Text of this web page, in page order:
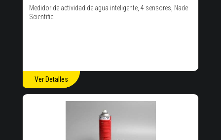
Medidor de actividad de agua inteligente, 4 sensores, Nade
Scientific
Ver Detalles